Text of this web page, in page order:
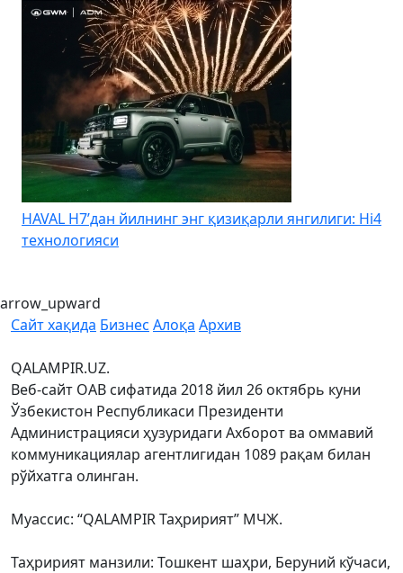
HAVAL H7’дан йилнинг энг қизиқарли янгилиги: Hi4
технологияси
arrow_upward
Сайт хақида Бизнес Алоқа Архив
QALAMPIR.UZ.
Веб-сайт ОАВ сифатида 2018 йил 26 октябрь куни
Ўзбекистон Республикаси Президенти
Администрацияси ҳузуридаги Ахборот ва оммавий
коммуникациялар агентлигидан 1089 рақам билан
рўйхатга олинган.
Муассис: “QALAMPIR Таҳририят” МЧЖ.
Таҳририят манзили: Тошкент шаҳри, Беруний кўчаси,